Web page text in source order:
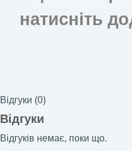
натисніть
Відгуки (0)
Відгуки
Відгуків немає, поки що.